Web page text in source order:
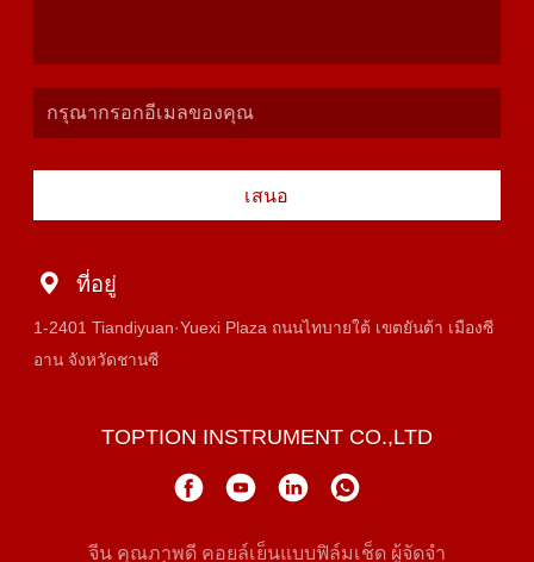
เสนอ
ที่อยู่
1-2401 Tiandiyuan·Yuexi Plaza ถนนไทบายใต้ เขตยันต้า เมืองซี
อาน จังหวัดชานซี
TOPTION INSTRUMENT CO.,LTD
จีน คุณภาพดี คอยล์เย็นแบบฟิล์มเช็ด ผู้จัดจํา